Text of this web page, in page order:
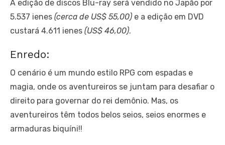
A edição de discos Blu-ray será vendido no Japão por
5.537 ienes (cerca de US$ 55,00) e a edição em DVD
custará 4.611 ienes (US$ 46,00).
Enredo:
O cenário é um mundo estilo RPG com espadas e
magia, onde os aventureiros se juntam para desafiar o
direito para governar do rei demônio. Mas, os
aventureiros têm todos belos seios, seios enormes e
armaduras biquíni!!